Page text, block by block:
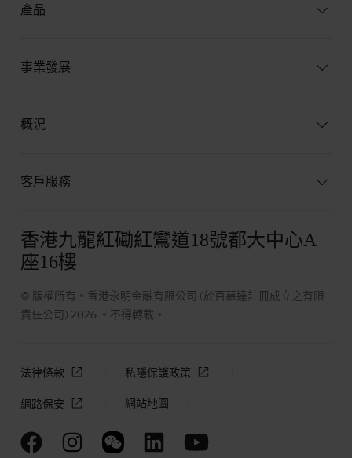
產品
事業發展
概況
客戶服務
香港九龍紅磡紅鸞道18號都大中心A
座16樓
© 版權所有。香港永明金融有限公司 (於百慕達註冊成立之有限
責任公司) 2026 。不得轉載。
法律條款 私隱保護政策
網路保安 網站地圖